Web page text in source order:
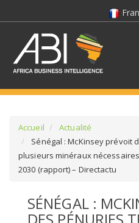
SÉLECTIONNEZ UN/DES SECTEURS
SÉLECTIONNEZ UN DOSSIER
Accueil
Actualité
Sénégal : McKinsey prévoit
plusieurs minéraux
2030 (rapport) – Directactu
SÉNÉGAL :